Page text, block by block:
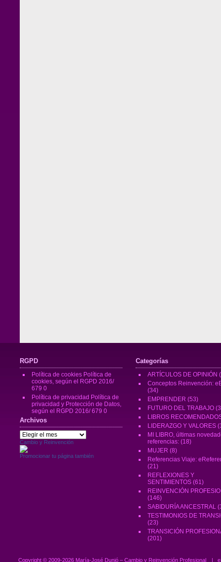
RGPD
Política de cookies Política de
cookies, según el RGPD 2016/
679 0
Política de privacidad Política de
privacidad y Protección de Datos,
según el RGPD 2016/ 679 0
Archivos
Archivos
Cambio y Reinvención
Promocionar tu página también
Categorías
ARTÍCULOS DE OPINIÓN
Conceptos Reinvención:
(34)
EMPRENDER (53)
FUTURO DEL TRABAJO
LIBROS
LIDERAZGO Y VALORES
MI LIBRO, últimas
referencias: (18)
MUJER (8)
Referencias Viaje:
(21)
REFLEXIONES Y
SENTIMIENTOS (61)
REINVENCIÓN
(146)
SABIDURÍA ANCESTRAL
TESTIMONIOS DE
(23)
TRANSICIÓN
(201)
Copyright © 2009-2026 María-José Dunjó – Cambio y Reinvención Profesional |